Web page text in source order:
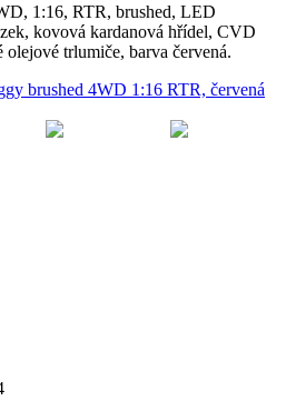
1:16, RTR, brushed, LED
kovová kardanová hřídel, CVD
trlumiče, barva červená.